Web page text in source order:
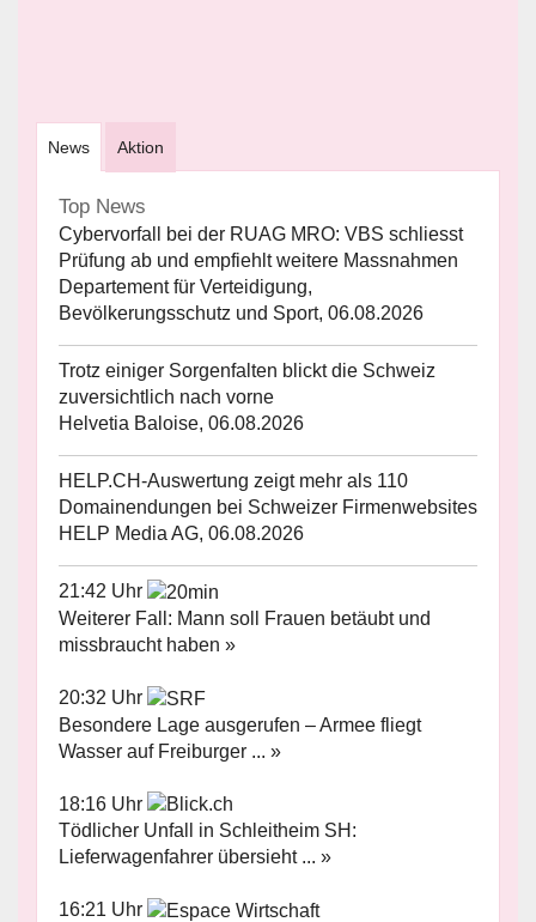
News Aktion
Top News
Cybervorfall bei der RUAG MRO: VBS schliesst
Prüfung ab und empfiehlt weitere Massnahmen
Departement für Verteidigung,
Bevölkerungsschutz und Sport, 06.08.2026
Trotz einiger Sorgenfalten blickt die Schweiz
zuversichtlich nach vorne
Helvetia Baloise, 06.08.2026
HELP.CH-Auswertung zeigt mehr als 110
Domainendungen bei Schweizer Firmenwebsites
HELP Media AG, 06.08.2026
21:42 Uhr
Weiterer Fall: Mann soll Frauen betäubt und
missbraucht haben »
20:32 Uhr
Besondere Lage ausgerufen – Armee fliegt
Wasser auf Freiburger ... »
18:16 Uhr
Tödlicher Unfall in Schleitheim SH:
Lieferwagenfahrer übersieht ... »
16:21 Uhr